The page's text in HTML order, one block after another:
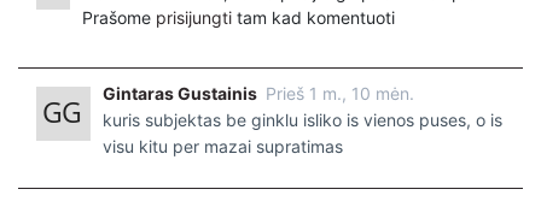
Prašome prisijungti tam kad komentuoti
Gintaras Gustainis Prieš 1 m., 10 mėn.
kuris subjektas be ginklu isliko is vienos puses, o is
visu kitu per mazai supratimas